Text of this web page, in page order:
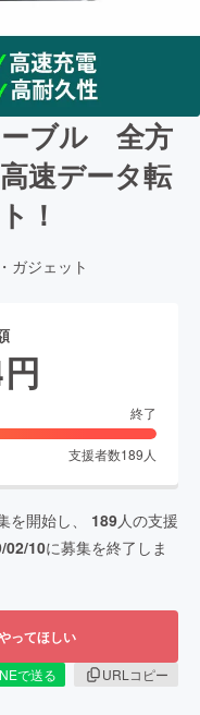
ーブル 全方
速データ転
！
ガジェット
円
終了
支援者数189 人
を開始し、 189人の支援
02/10に募集を終了しま
ってほしい
で送る
URLコピー